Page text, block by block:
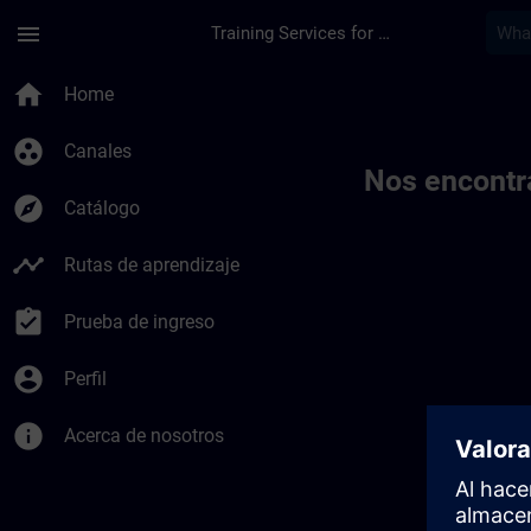
menu Training Services for Digital Industries
home Home
group_work Canales
explore Catálogo
timeline Rutas de aprendizaje
assignment_turned_in Prueba de ingreso
account_circle Perfil
info Acerca de nosotros
Nos